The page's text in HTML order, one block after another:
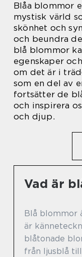
Blåa blommor
mystisk värld
skönhet och
och beundra
blå blommor
egenskaper
om det är i
som en del av
fortsätter de
och inspirera
och djup.
Vad är
Blå blommor
är
blåtonade
från ljusblå